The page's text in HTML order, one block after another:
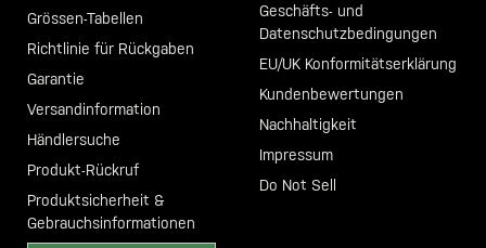
Grössen-Tabellen
Richtlinie für Rückgaben
Garantie
Versandinformation
Händlersuche
Produkt-Rückruf
Produktsicherheit &
Gebrauchsinformationen
Geschäfts- und
Datenschutzbedingungen
EU/UK Konformitätserklärung
Kundenbewertungen
Nachhaltigkeit
Impressum
Do Not Sell